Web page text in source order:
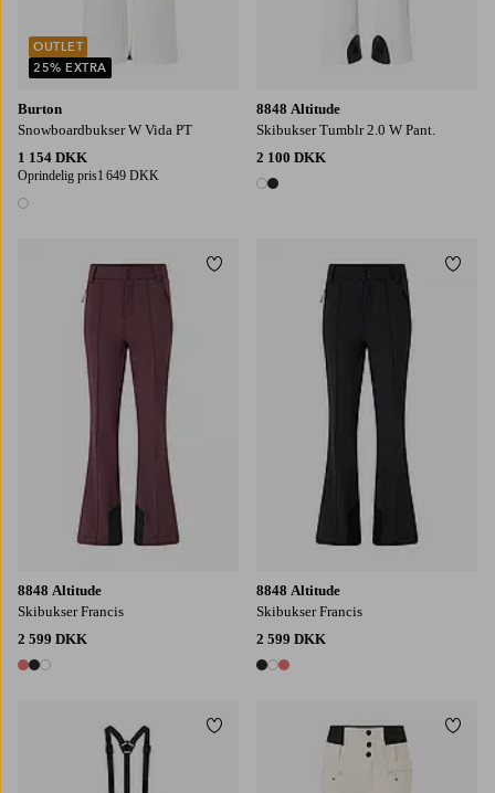
Burton
Snowboardbukser W Vida PT
1 154 DKK
Oprindelig pris1 649 DKK
1 farve
OUTLET
25% EXTRA
8848 Altitude
Skibukser Tumblr 2.0 W Pant.
2 100 DKK
2 farver
8848 Altitude
Skibukser Francis
2 599 DKK
3 farver
Tilføj til favoritter
8848 Altitude
Skibukser Francis
2 599 DKK
3 farver
Tilføj til favoritter